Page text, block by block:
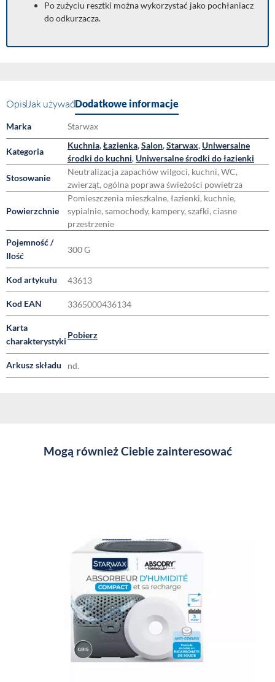
Po zużyciu resztki można wykorzystać jako pochłaniacz
do odkurzacza.
OpisJak używaćDodatkowe informacje
Marka Starwax
Kategoria
Kuchnia,Łazienka,Salon,Starwax, Uniwersalne
środki do kuchni, Uniwersalne środki do łazienki
Stosowanie
Neutralizacja zapachów wilgoci, kuchni, WC,
zwierząt, ogólna poprawa świeżości powietrza
Powierzchnie
Pomieszczenia mieszkalne, łazienki, kuchnie,
sypialnie, samochody, kampery, szafki, ciasne
przestrzenie
Pojemność /
Ilość
300 G
Kod artykułu 43613
Kod EAN 3365000436134
Karta
charakterystyki
Pobierz
Arkusz składu nd.
Mogą również Ciebie zainteresować